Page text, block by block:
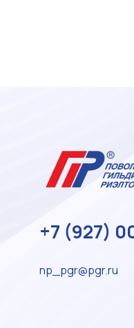
+7 (927)
np_pgr@pgr.ru